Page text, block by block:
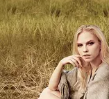
因为经常
实......